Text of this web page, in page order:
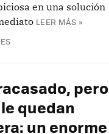
en una solución
LEER MÁS »
pero
quedan
un enorme